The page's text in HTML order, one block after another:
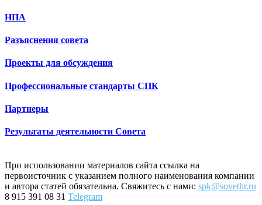
НПА
Разъяснения совета
Проекты для обсуждения
Профессиональные стандарты СПК
Партнеры
Результаты деятельности Совета
При использовании материалов сайта ссылка на
первоисточник с указанием полного наименования компании
и автора статей обязательна. Свяжитесь с нами: spk@sovethr.ru
8 915 391 08 31 Telegram